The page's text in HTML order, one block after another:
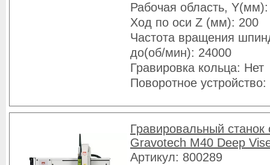
Рабочая область,
Ход по оси Z (мм): 200
Частота вращения
до(об/мин): 24000
Гравировка кольца: Нет
Поворотное
Гравировальный
Gravotech M40 Deep
Артикул: 800289